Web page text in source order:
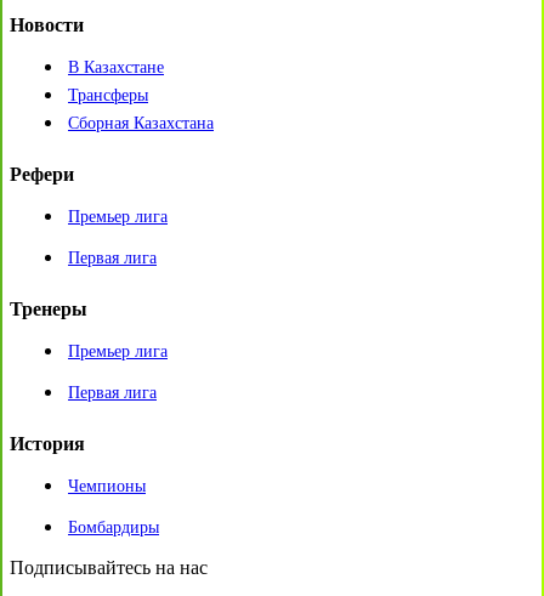
Новости
В Казахстане
Трансферы
Сборная Казахстана
Рефери
Премьер лига
Первая лига
Тренеры
Премьер лига
Первая лига
История
Чемпионы
Бомбардиры
Подписывайтесь на нас